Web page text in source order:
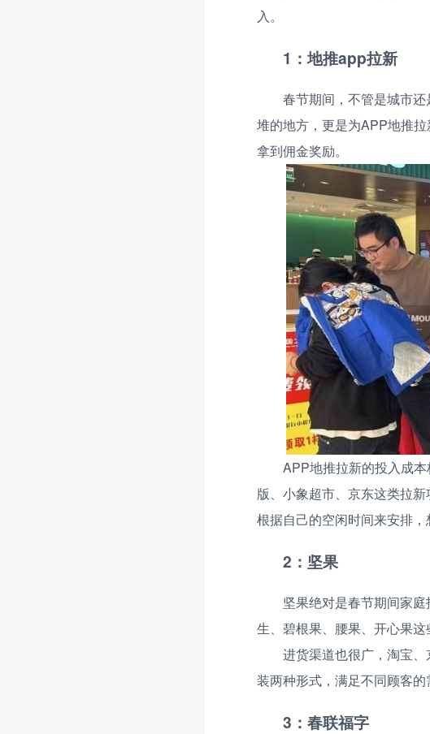
入。
1：地推app拉新
春节期间，不管是城市
堆的地方，更是为APP地推
拿到佣金奖励。
APP地推拉新的投入成
版、小象超市、京东这类拉
根据自己的空闲时间来安排，
2：坚果
坚果绝对是春节期间家
生、碧根果、腰果、开心果这
进货渠道也很广，淘宝
装两种形式，满足不同顾客的
3：春联福字